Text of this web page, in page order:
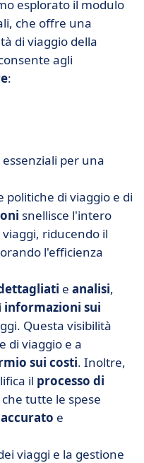
esplorato il modulo
che offre una
di viaggio della
agli
:
essenziali per una
politiche di viaggio e di
snellisce l'intero
riducendo il
l'efficienza
e analisi,
informazioni sui
Questa visibilità
di viaggio e a
sui costi. Inoltre,
il processo di
tutte le spese
accurato e
viaggi e la gestione